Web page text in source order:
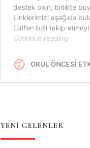
YENİ GELENLER